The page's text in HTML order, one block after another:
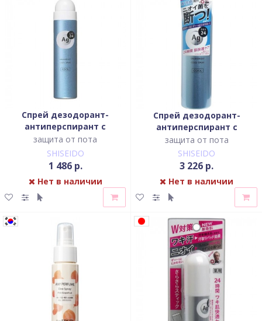
Спрей дезодорант-
антиперспирант с
охлаждающим эффектом
с ионами серебра без
запаха
защита от пота
SHISEIDO
1 486 р.
Нет в наличии
Спрей дезодорант-
антиперспирант с
охлаждающим эффектом
с ионами серебра, без
запаха
защита от пота
SHISEIDO
3 226 р.
Нет в наличии